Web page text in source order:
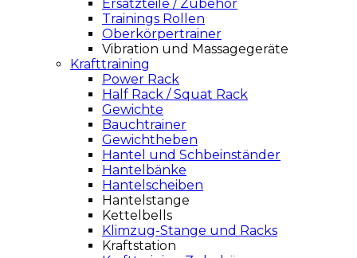
Ersatzteile / Zubehör
Trainings Rollen
Oberkörpertrainer
Vibration und Massagegeräte
Krafttraining
Power Rack
Half Rack / Squat Rack
Gewichte
Bauchtrainer
Gewichtheben
Hantel und Schbeinständer
Hantelbänke
Hantelscheiben
Hantelstange
Kettelbells
Klimzug-Stange und Racks
Kraftstation